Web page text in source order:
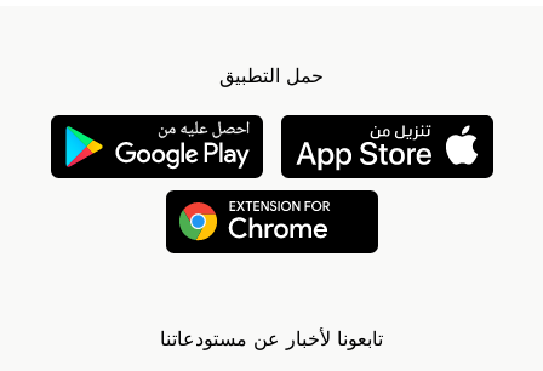
حمل التطبيق
تابعونا لأخبار عن مستودعاتنا